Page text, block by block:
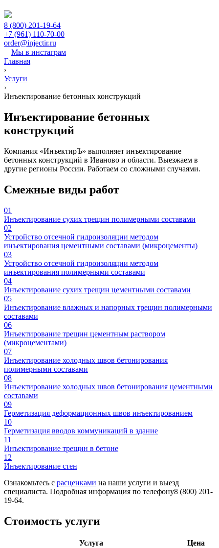
8 (800) 201-19-64
+7 (961) 110-70-00
order@injectir.ru
Мы в инстаграм
Главная
›
Услуги
›
Инъектирование бетонных конструкций
Инъектирование бетонных
конструкций
Компания «ИнъектирЪ» выполняет инъектирование
бетонных конструкций в Иваново и области. Выезжаем в
другие регионы России. Работаем со сложными случаями.
Смежные виды работ
01
Инъектирование сухих трещин полимерными составами
02
Устройство отсечной гидроизоляции методом
инъектирования цементными составами (микроцементы)
03
Устройство отсечной гидроизоляции методом
инъектирования полимерными составами
04
Инъектирование сухих трещин цементными составами
05
Инъектирование влажных и напорных трещин полимерными
составами
06
Инъектирование трещин цементным раствором
(микроцементами)
07
Инъектирование холодных швов бетонирования
полимерными составами
08
Инъектирование холодных швов бетонирования цементными
составами
09
Герметизация деформационных швов инъектированием
10
Герметизация вводов коммуникаций в здание
11
Инъектирование трещин в бетоне
12
Инъектирование стен
Ознакомьтесь с расценками на наши услуги и выезд
специалиста. Подробная информация по телефону8 (800) 201-
19-64.
Стоимость услуги
Услуга Цена